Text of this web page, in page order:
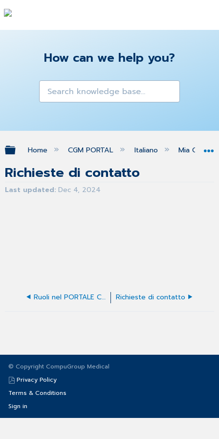
How can we help you?
Expand/collapse global hierarchy
Home CGM PORTAL Italiano Mia Org
Richieste di contatto
Last updated Dec 4, 2024
Ruoli nel PORTALE CGM Richieste di contatto
© Copyright CompuGroup Medical
Privacy Policy
Terms & Conditions
Sign in